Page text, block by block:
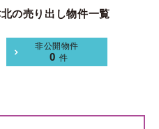
の売り出し物件一覧
非公開物件
0 件